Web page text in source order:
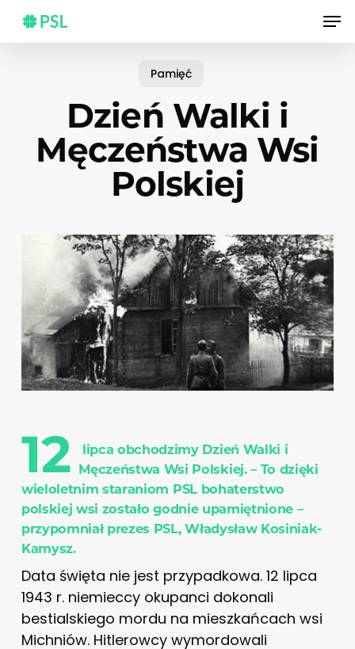
main
Pamięć
Dzień Walki i
Męczeństwa Wsi
Polskiej
12
lipca obchodzimy Dzień Walki i
Męczeństwa Wsi Polskiej. – To dzięki
wieloletnim staraniom PSL bohaterstwo
polskiej wsi zostało godnie upamiętnione –
przypomniał prezes PSL, Władysław Kosiniak-
Kamysz.
Data święta nie jest przypadkowa. 12 lipca
1943 r. niemieccy okupanci dokonali
bestialskiego mordu na mieszkańcach wsi
Michniów. Hitlerowcy wymordowali